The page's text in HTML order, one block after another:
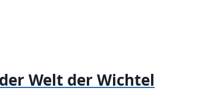
Welt der Wichtel